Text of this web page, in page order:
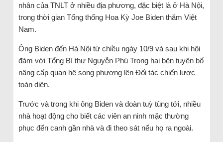
nhân của TNLT ở nhiều địa phương, đặc biệt là ở Hà Nội,
trong thời gian Tổng thống Hoa Kỳ Joe Biden thăm Việt
Nam.
Ông Biden đến Hà Nội từ chiều ngày 10/9 và sau khi hội
đàm với Tổng Bí thư Nguyễn Phú Trọng hai bên tuyên bố
nâng cấp quan hệ song phương lên Đối tác chiến lược
toàn diện.
Trước và trong khi ông Biden và đoàn tuỳ tùng tới, nhiều
nhà hoạt động cho biết các viên an ninh mặc thường
phục đến canh gần nhà và đi theo sát nếu họ ra ngoài.